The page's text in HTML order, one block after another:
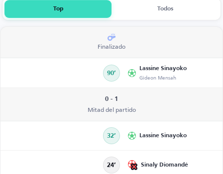
Top Todos
Finalizado
90’
Lassine Sinayoko
Gideon Mensah
0 - 1
Mitad del partido
32’ Lassine Sinayoko
24’ Sinaly Diomandé